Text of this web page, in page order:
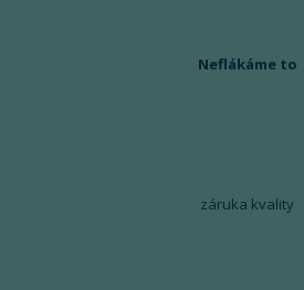
Neflákáme to
záruka kvality